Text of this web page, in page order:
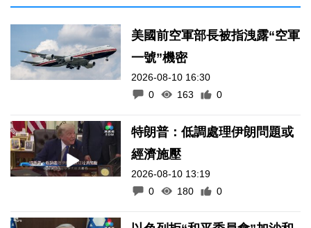
美國前空軍部長被指洩露“空軍
一號”機密
2026-08-10 16:30
0
163 0
特朗普：低調處理伊朗問題或
經濟施壓
2026-08-10 13:19
0
180 0